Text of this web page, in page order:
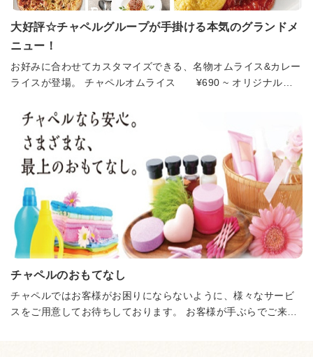
大好評☆チャペルグループが手掛ける本気のグランドメ
ニュー！
お好みに合わせてカスタマイズできる、名物オムライス&カレー
ライスが登場。 チャペルオムライス ¥690 ~ オリジナルカ
ソース豚かつプレート ¥890 ローストビーフプ
レート ¥990 生ハンバーグプレート
¥790 サーロインステーキプレート ¥990
サイコロステーキ ¥890 海老フ
ライ&蟹クリームコロッケ ¥890 生ハンバーグ ¥690
サイコロ・ステーキ ¥790 チキンステーキ
¥590 フルグリル ¥2,300 4種のチーズのカルボ
ナーラ ¥890 旨辛カレーソーススパゲッティ
¥690 濃厚トマトクリームスパゲッティ ¥790 じっくり煮
込んだミートソーススパゲッティ ¥590 昔懐かしのナポリタ
ン ¥590 クラムチャウダースパゲッティ ¥790
ミックスミートマルゲリータ ¥790 カレーピッ
ツァ ¥790 4種のチーズとグリルチキンのピッツァ ¥790
チャペルのおもてなし
チャペルではお客様がお困りにならないように、様々なサービ
スをご用意してお待ちしております。 お客様が手ぶらでご来店